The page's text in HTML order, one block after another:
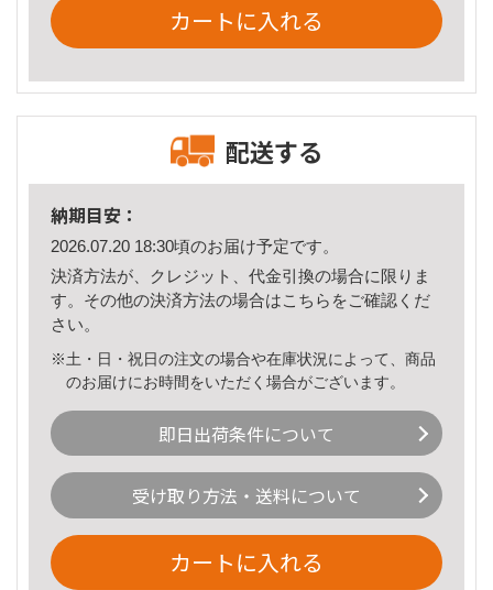
カートに入れる
配送する
納期目安：
2026.07.20 18:30頃のお届け予定です。
決済方法が、クレジット、代金引換の場合に限りま
す。その他の決済方法の場合はこちら をご確認くだ
さい。
※土・日・祝日の注文の場合や在庫状況によって、商品
のお届けにお時間をいただく場合がございます。
即日出荷条件について
受け取り方法・送料について
カートに入れる